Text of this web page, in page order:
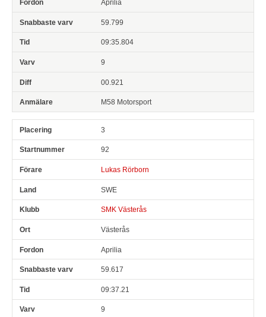
Aprilia
59.799
09:35.804
9
00.921
M58 Motorsport
3
92
Lukas Rörborn
SWE
SMK Västerås
Västerås
Aprilia
59.617
09:37.21
9